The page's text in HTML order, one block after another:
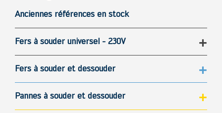
Anciennes références en stock
Fers à souder universel - 230V
Fers à souder et dessouder
Pannes à souder et dessouder